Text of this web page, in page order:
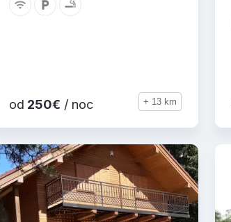
od 250€ / noc + 13 km